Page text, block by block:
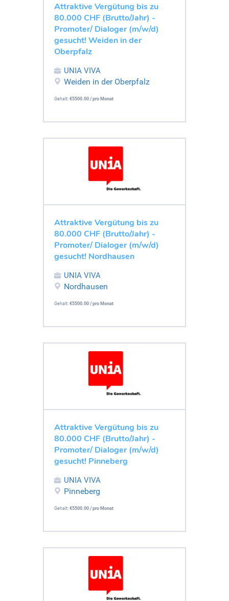
Attraktive Vergütung bis zu
80.000 CHF (Brutto/Jahr) -
Promoter/ Dialoger (m/w/d)
gesucht! Weiden in der
Oberpfalz
UNIA VIVA
Weiden in der Oberpfalz
Gehalt: €5500.00 / pro Monat
Attraktive Vergütung bis zu
80.000 CHF (Brutto/Jahr) -
Promoter/ Dialoger (m/w/d)
gesucht! Nordhausen
UNIA VIVA
Nordhausen
Gehalt: €5500.00 / pro Monat
Attraktive Vergütung bis zu
80.000 CHF (Brutto/Jahr) -
Promoter/ Dialoger (m/w/d)
gesucht! Pinneberg
UNIA VIVA
Pinneberg
Gehalt: €5500.00 / pro Monat